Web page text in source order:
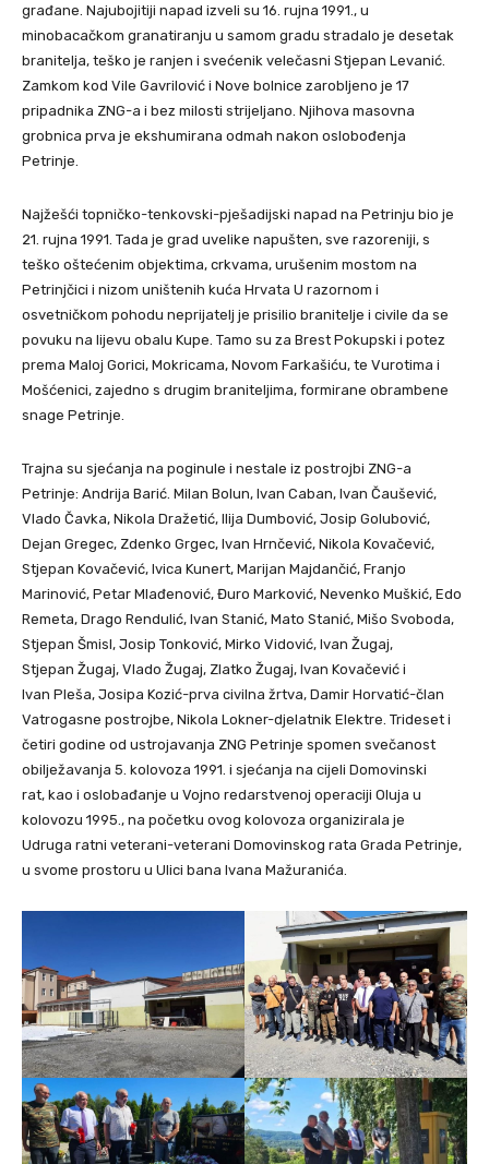
građane. Najubojitiji napad izveli su 16. rujna 1991., u
minobacačkom granatiranju u samom gradu stradalo je desetak
branitelja, teško je ranjen i svećenik velečasni Stjepan Levanić.
Zamkom kod Vile Gavrilović i Nove bolnice zarobljeno je 17
pripadnika ZNG-a i bez milosti strijeljano. Njihova masovna
grobnica prva je ekshumirana odmah nakon oslobođenja
Petrinje.
Najžešći topničko-tenkovski-pješadijski napad na Petrinju bio je
21. rujna 1991. Tada je grad uvelike napušten, sve razoreniji, s
teško oštećenim objektima, crkvama, urušenim mostom na
Petrinjčici i nizom uništenih kuća Hrvata U razornom i
osvetničkom pohodu neprijatelj je prisilio branitelje i civile da se
povuku na lijevu obalu Kupe. Tamo su za Brest Pokupski i potez
prema Maloj Gorici, Mokricama, Novom Farkašiću, te Vurotima i
Mošćenici, zajedno s drugim braniteljima, formirane obrambene
snage Petrinje.
Trajna su sjećanja na poginule i nestale iz postrojbi ZNG-a
Petrinje: Andrija Barić. Milan Bolun, Ivan Caban, Ivan Čaušević,
Vlado Čavka, Nikola Dražetić, Ilija Dumbović, Josip Golubović,
Dejan Gregec, Zdenko Grgec, Ivan Hrnčević, Nikola Kovačević,
Stjepan Kovačević, Ivica Kunert, Marijan Majdančić, Franjo
Marinović, Petar Mlađenović, Đuro Marković, Nevenko Muškić, Edo
Remeta, Drago Rendulić, Ivan Stanić, Mato Stanić, Mišo Svoboda,
Stjepan Šmisl, Josip Tonković, Mirko Vidović, Ivan Žugaj,
Stjepan Žugaj, Vlado Žugaj, Zlatko Žugaj, Ivan Kovačević i
Ivan Pleša, Josipa Kozić-prva civilna žrtva, Damir Horvatić-član
Vatrogasne postrojbe, Nikola Lokner-djelatnik Elektre. Trideset i
četiri godine od ustrojavanja ZNG Petrinje spomen svečanost
obilježavanja 5. kolovoza 1991. i sjećanja na cijeli Domovinski
rat, kao i oslobađanje u Vojno redarstvenoj operaciji Oluja u
kolovozu 1995., na početku ovog kolovoza organizirala je
Udruga ratni veterani-veterani Domovinskog rata Grada Petrinje,
u svome prostoru u Ulici bana Ivana Mažuranića.